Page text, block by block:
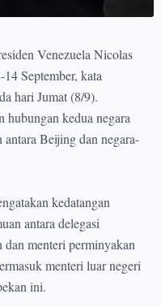
Venezuela Nicolas
September, kata
hari Jumat (8/9).
hubungan kedua negara
Beijing dan negara-
kedatangan
antara delegasi
menteri perminyakan
menteri luar negeri
ini.